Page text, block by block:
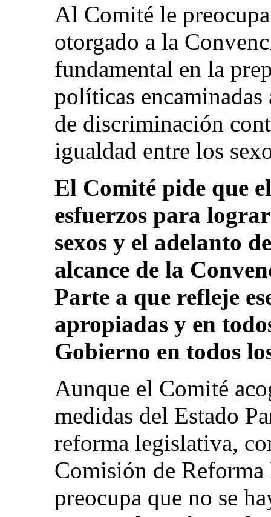
Al Comité le
otorgado a la
fundamental en la
políticas
de discriminación
igualdad entre los
El Comité pide que
esfuerzos para
sexos y el adelanto
alcance de la
Parte a que refleje
apropiadas y en
Gobierno en todos
Aunque el Comité
medidas del Estado
reforma legislativa,
Comisión de
preocupa que no se